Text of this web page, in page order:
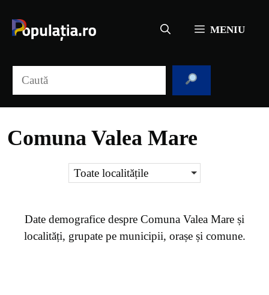
conținut
MENIU
Comuna Valea Mare
Toate localitățile
Date demografice despre Comuna Valea Mare și
localități, grupate pe municipii, orașe și comune.